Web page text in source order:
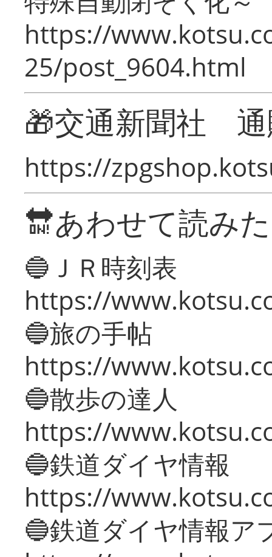
https://
25/post_9604.html
🎁交通新聞社
https://
🔛あわせて読み
🔵ＪＲ時刻表
https://
🔵旅の手帖
https://
🔵散歩の達人
https://
🔵鉄道ダイヤ情報
https://
🔵鉄道ダイヤ情報ア